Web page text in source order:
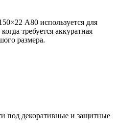
A80 используется для
требуется аккуратная
размера.
под декоративные и защитные